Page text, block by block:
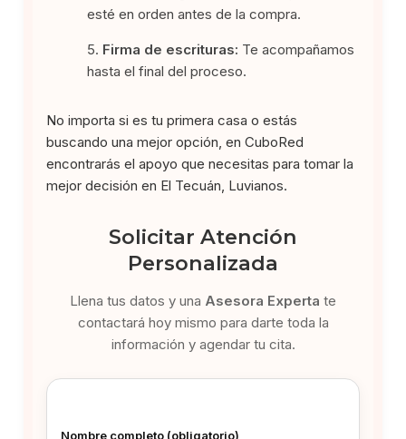
esté en orden antes de la compra.
Firma de escrituras: Te acompañamos
hasta el final del proceso.
No importa si es tu primera casa o estás
buscando una mejor opción, en CuboRed
encontrarás el apoyo que necesitas para tomar la
mejor decisión en El Tecuán, Luvianos.
Solicitar Atención
Personalizada
Llena tus datos y una Asesora Experta te
contactará hoy mismo para darte toda la
información y agendar tu cita.
Nombre completo (obligatorio)